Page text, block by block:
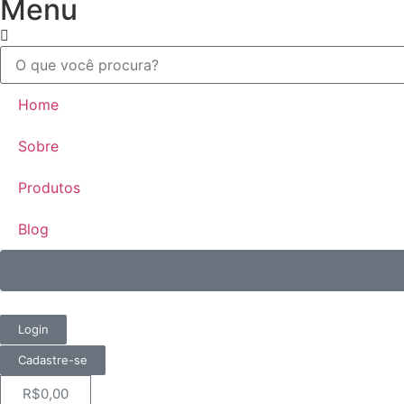
Menu
Home
Sobre
Produtos
Blog
Login
Cadastre-se
R$0,00